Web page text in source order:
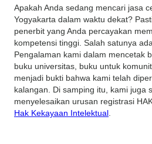
Apakah Anda sedang mencari jasa
Yogyakarta dalam waktu dekat?
penerbit yang Anda percayakan
kompetensi tinggi. Salah satunya
Pengalaman kami dalam mencetak
buku universitas, buku untuk
menjadi bukti bahwa kami telah
kalangan. Di samping itu, kami juga
menyelesaikan urusan registrasi
Hak Kekayaan Intelektual.